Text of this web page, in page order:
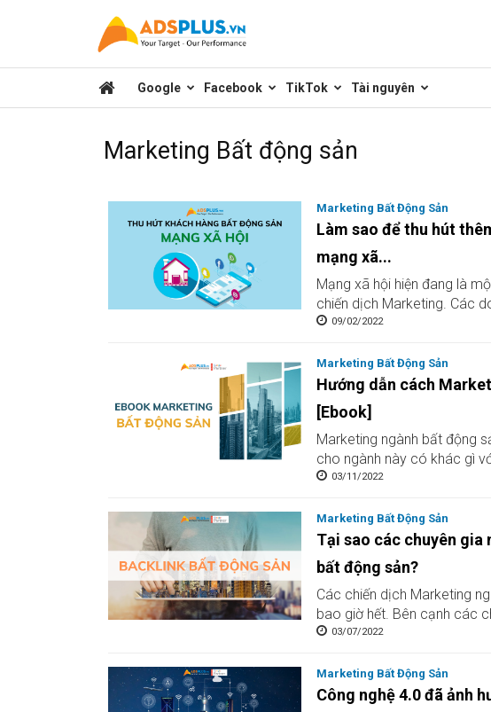
marketing
online
Google Facebook TikTok Tài nguyên
Marketing Bất động sản
Marketing Bất Động Sản
Làm sao để thu hút
mạng xã...
Mạng xã hội hiện đang là
chiến dịch Marketing. Các
09/02/2022
Marketing Bất Động Sản
Hướng dẫn cách
[Ebook]
Marketing ngành bất động
cho ngành này có khác gì
03/11/2022
Marketing Bất Động Sản
Tại sao các chuyên gia
bất động sản?
Các chiến dịch Marketing
bao giờ hết. Bên cạnh các
03/07/2022
Marketing Bất Động Sản
Công nghệ 4.0 đã ảnh